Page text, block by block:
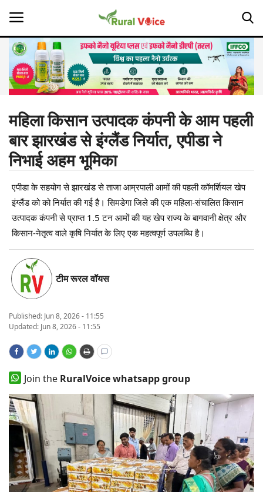
Home
Contact
About Us
Leadership Profiles
Opinion
Politics
Magazine
States
Events
Agritech
Cooperatives
International
Rural Dialogue
Ground Report
महिला किसान उत्पादक कंपनी के आम पहली
बार झारखंड से इंग्लैंड निर्यात, एपीडा ने
निभाई अहम भूमिका
एपीडा के सहयोग से झारखंड से ताजा आम्रपाली आमों की पहली कॉमर्शियल खेप
इंग्लैंड को को निर्यात की गई है। सिमडेगा जिले की एक महिला-संचालित किसान
उत्पादक कंपनी से प्राप्त 1.5 टन आमों की यह खेप राज्य के बागवानी क्षेत्र और
किसान-नेतृत्व वाले कृषि निर्यात के लिए एक महत्वपूर्ण उपलब्धि है।
टीम रूरल वॉयस
Published: Jun 8, 2026 - 11:55
Updated: Jun 8, 2026 - 11:55
Join the RuralVoice whatsapp group